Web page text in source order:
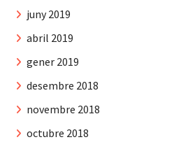
juny 2019
abril 2019
gener 2019
desembre 2018
novembre 2018
octubre 2018